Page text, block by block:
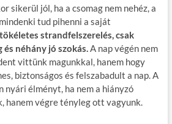
sikerül jól, ha a csomag nem nehéz, a
tud pihenni a saját
strandfelszerelés, csak
néhány jó szokás.A nap végén nem
vittünk magunkkal, hanem hogy
biztonságos és felszabadult a nap. A
nyári élményt, ha nem a hiányzó
hanem végre tényleg ott vagyunk.